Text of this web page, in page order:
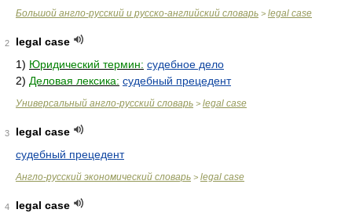
Большой англо-русский и русско-английский словарь > legal case
2
legal case
1) Юридический термин: судебное дело
2) Деловая лексика: судебный прецедент
Универсальный англо-русский словарь > legal case
3
legal case
судебный прецедент
Англо-русский экономический словарь > legal case
4
legal case